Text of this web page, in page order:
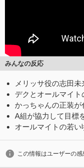
みんなの反応
メリッサ役の志田
デクとオールマイ
かっちゃんの正装が
A組が協力して目標
オールマイトの若
この情報はユーザーの